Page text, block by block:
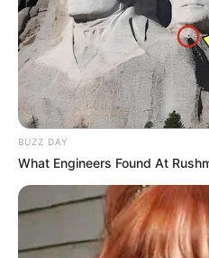
BUZZ DAY
What Engineers Found At